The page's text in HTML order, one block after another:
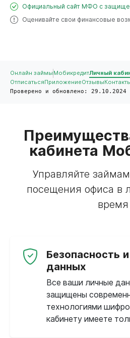
Официальный сайт МФО с
Оценивайте свои финансовые
Онлайн займы МобикредитЛичный
Отписаться ПриложениеОтзывы
Проверено и обновлено: 29.10.2024
кабинета
Управляйте
посещения офиса в
время
Безопасность
данных
Все ваши личные
защищены
технологиями
кабинету имеете